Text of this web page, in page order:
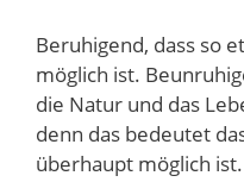
Beruhigend, dass so
möglich ist.
die Natur und das
denn das bedeutet
überhaupt möglich ist.